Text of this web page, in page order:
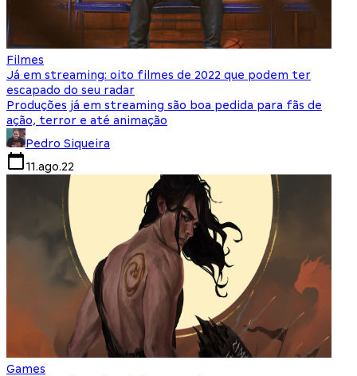
Filmes
Já em streaming: oito filmes de 2022 que podem ter
escapado do seu radar
Produções já em streaming são boa pedida para fãs de
ação, terror e até animação
Pedro Siqueira
11.ago.22
Games